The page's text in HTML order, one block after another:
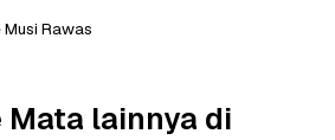
Rawas
Mata lainnya di